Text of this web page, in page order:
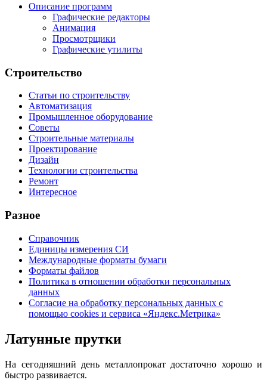
Описание программ
Графические редакторы
Анимация
Просмотрщики
Графические утилиты
Строительство
Статьи по строительству
Автоматизация
Промышленное оборудование
Советы
Строительные материалы
Проектирование
Дизайн
Технологии строительства
Ремонт
Интересное
Разное
Справочник
Единицы измерения СИ
Международные форматы бумаги
Форматы файлов
Политика в отношении обработки персональных
данных
Согласие на обработку персональных данных с
помощью cookies и сервиса «Яндекс.Метрика»
Латунные прутки
На сегодняшний день металлопрокат достаточно хорошо и
быстро развивается.